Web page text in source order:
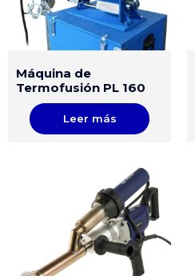
Máquina de
Termofusión PL 160
Leer más